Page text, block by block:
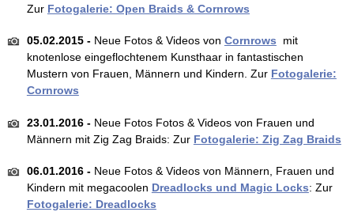
Zur Fotogalerie: Open Braids &Cornrows
05.02.2015 - Neue Fotos & Videos von Cornrows mit
knotenlose eingeflochtenem Kunsthaar in fantastischen
Mustern von Frauen, Männern und Kindern. Zur Fotogalerie:
Cornrows
23.01.2016 - Neue Fotos Fotos & Videos von Frauen und
Männern mit Zig Zag Braids: Zur Fotogalerie: Zig Zag Braids
06.01.2016 - Neue Fotos & Videos von Männern, Frauen und
Kindern mit megacoolen Dreadlocks und Magic Locks: Zur
Fotogalerie: Dreadlocks